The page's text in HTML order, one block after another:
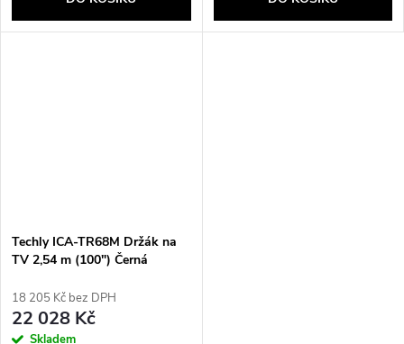
Techly ICA-TR68M Držák na
TV 2,54 m (100") Černá
18 205 Kč bez DPH
22 028 Kč
Skladem